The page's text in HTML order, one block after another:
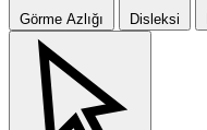
Görme Azlığı Disleksi